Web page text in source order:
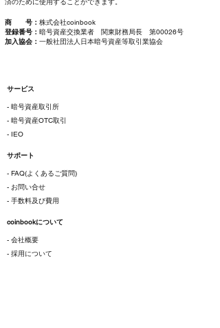
商 号： 株式会社coinbook
登録番号： 暗号資産交換業者 関東財務局長 第00026号
加入協会： 一般社団法人日本暗号資産等取引業協会
サービス
- 暗号資産取引所
- 暗号資産OTC取引
- IEO
サポート
- FAQ(よくあるご質問)
- お問い合せ
- 手数料及び費用
coinbookについて
- 会社概要
- 採用について